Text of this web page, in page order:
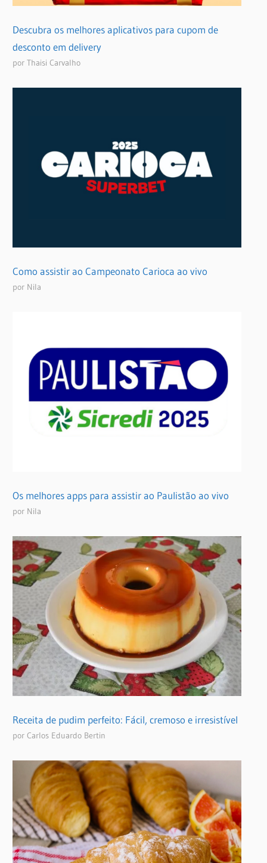
Descubra os melhores aplicativos para cupom de
desconto em delivery
por Thaisi Carvalho
Como assistir ao Campeonato Carioca ao vivo
por Nila
Os melhores apps para assistir ao Paulistão ao vivo
por Nila
Receita de pudim perfeito: Fácil, cremoso e irresistível
por Carlos Eduardo Bertin